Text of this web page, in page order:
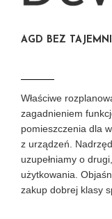
AGD BEZ
Właściwe
zagadnieniem
pomieszczenia dla
z urządzeń.
uzupełniamy o
użytkowania.
zakup dobrej klasy